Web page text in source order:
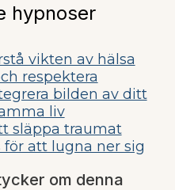
hypnoser
vikten av hälsa
respektera
bilden av ditt
liv
släppa traumat
för att lugna ner sig
om denna